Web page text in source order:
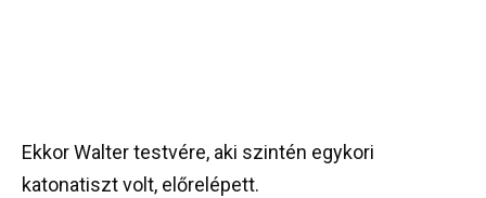
Ekkor Walter testvére, aki szintén egykori
katonatiszt volt, előrelépett.